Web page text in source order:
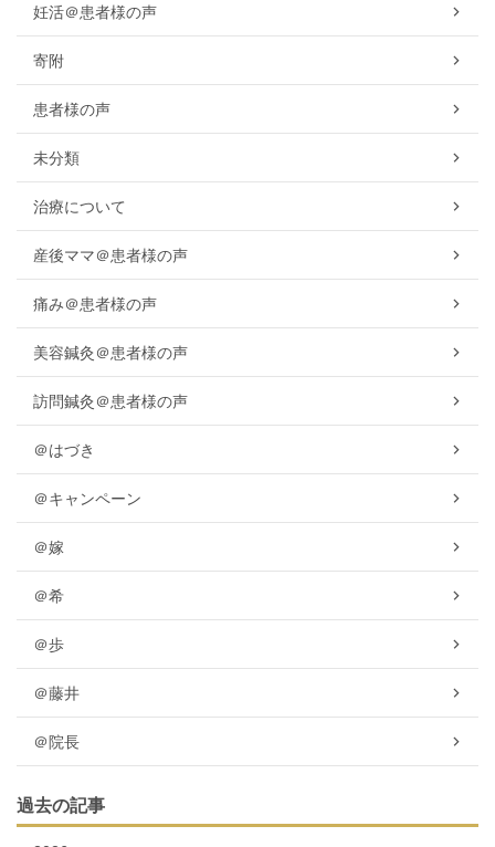
妊活＠患者様の声
寄附
患者様の声
未分類
治療について
産後ママ＠患者様の声
痛み＠患者様の声
美容鍼灸＠患者様の声
訪問鍼灸＠患者様の声
＠はづき
＠キャンペーン
＠嫁
＠希
＠歩
＠藤井
＠院長
過去の記事